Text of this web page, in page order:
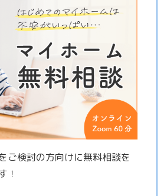
ご検討の方向けに無料相談を
！